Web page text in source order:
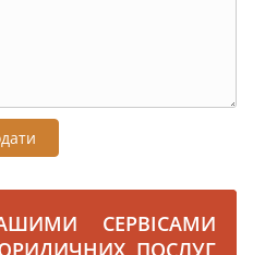
СЕРВІСАМИ
ПОСЛУГ